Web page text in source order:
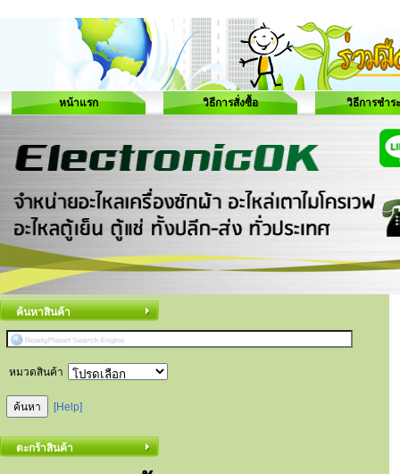
หน้าแรก วิธีการสั่งซื้อ วิธีการชำร
ค้นหาสินค้า
หมวดสินค้า
[Help]
ตะกร้าสินค้า